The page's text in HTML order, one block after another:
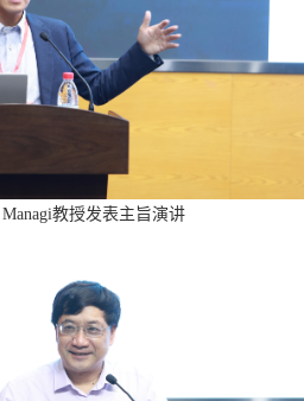
Managi教授发表主旨演讲